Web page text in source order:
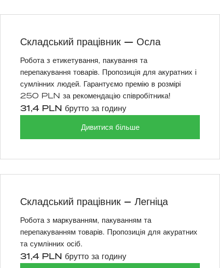
Складський працівник — Осла
Робота з етикетування, пакування та
перепакування товарів. Пропозиція для акуратних і
сумлінних людей. Гарантуємо премію в розмірі
250 PLN за рекомендацію співробітника!
31,4 PLN брутто за годину
Дивитися більше
Складський працівник – Легніца
Робота з маркуванням, пакуванням та
перепакуванням товарів. Пропозиція для акуратних
та сумлінних осіб.
31,4 PLN брутто за годину